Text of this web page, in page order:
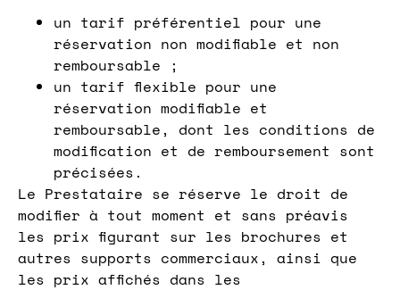
un tarif préférentiel pour une
réservation non modifiable et non
remboursable ;
un tarif flexible pour une
réservation modifiable et
remboursable, dont les conditions de
modification et de remboursement sont
précisées.
Le Prestataire se réserve le droit de
modifier à tout moment et sans préavis
les prix figurant sur les brochures et
autres supports commerciaux, ainsi que
les prix affichés dans les